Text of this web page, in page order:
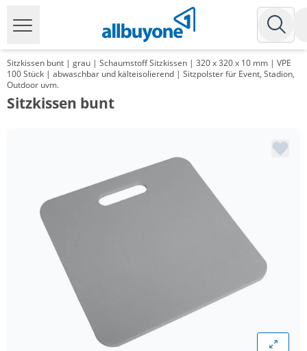
Sitzkissen bunt | grau | Schaumstoff Sitzkissen | 320 x 320 x 10 mm | VPE
100 Stück | abwaschbar und kälteisolierend | Sitzpolster für Event, Stadion,
Outdoor uvm.
Sitzkissen bunt
Menge
ab 250 Stück
ab 500 Stück
ab 1000 Stück 2,46 €